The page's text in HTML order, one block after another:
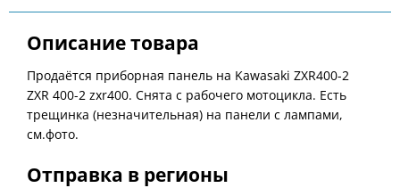
Описание товара
Продаётся приборная панель на Kawasaki ZXR400-2
ZXR 400-2 zxr400. Снята с рабочего мотоцикла. Есть
трещинка (незначительная) на панели с лампами,
см.фото.
Отправка в регионы